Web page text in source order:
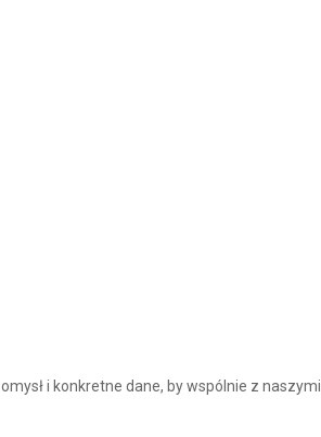
i konkretne dane, by wspólnie z naszymi